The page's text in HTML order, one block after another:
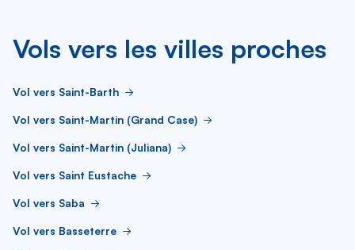
Vols vers les villes proches
Vol vers Saint-Barth
Vol vers Saint-Martin (Grand Case)
Vol vers Saint-Martin (Juliana)
Vol vers Saint Eustache
Vol vers Saba
Vol vers Basseterre